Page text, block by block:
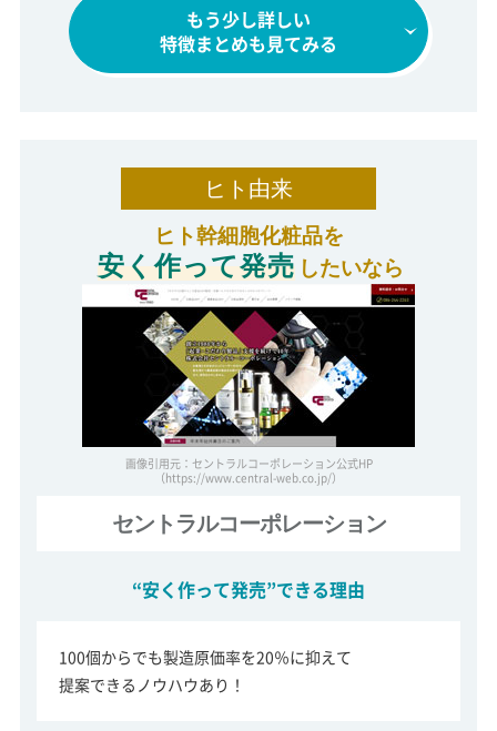
ヒト由来
ヒト幹細胞化粧品を
安く作って発売 したいなら
画像引用元：セントラルコーポレーション公式HP
（https://www.central-web.co.jp/）
セントラルコーポレーション
“安く作って発売”できる理由
100個からでも製造原価率を20％に抑えて
提案できるノウハウあり！
もう少し詳しい
特徴まとめも見てみる